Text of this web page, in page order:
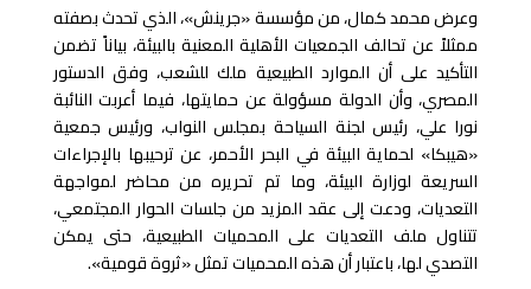
وعرض محمد كمال، من مؤسسة «جرينش»، الذي تحدث بصفته
ممثلاً عن تحالف الجمعيات الأهلية المعنية بالبيئة، بياناً تضمن
التأكيد على أن الموارد الطبيعية ملك للشعب، وفق الدستور
المصري، وأن الدولة مسؤولة عن حمايتها، فيما أعربت النائبة
نورا علي، رئيس لجنة السياحة بمجلس النواب، ورئيس جمعية
«هيبكا» لحماية البيئة في البحر الأحمر، عن ترحيبها بالإجراءات
السريعة لوزارة البيئة، وما تم تحريره من محاضر لمواجهة
التعديات، ودعت إلى عقد المزيد من جلسات الحوار المجتمعي،
تتناول ملف التعديات على المحميات الطبيعية، حتى يمكن
التصدي لها، باعتبار أن هذه المحميات تمثل «ثروة قومية».